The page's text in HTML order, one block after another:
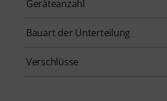
Geräteanzahl
Bauart der Unterteilung
Verschlüsse